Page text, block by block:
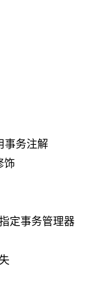
事务注解
饰
定事务管理器